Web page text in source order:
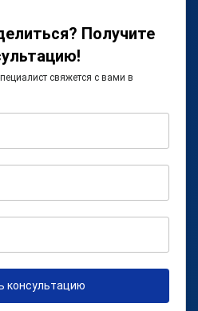
Получите
свяжется с вами в
консультацию